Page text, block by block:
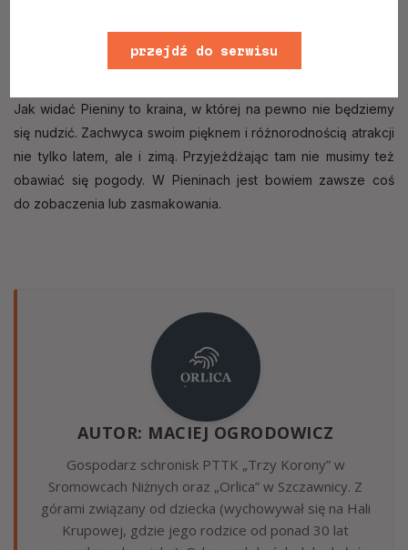
Jak widać Pieniny to kraina, w której na pewno nie będziemy
się nudzić. Zachwyca swoim pięknem i różnorodnością atrakcji
nie tylko latem, ale i zimą. Przyjeżdżając tam nie musimy też
obawiać się pogody. W Pieninach jest bowiem zawsze coś
do zobaczenia lub zasmakowania.
AUTOR: MACIEJ OGRODOWICZ
Gospodarz schronisk PTTK „Trzy Korony” w
Sromowcach Niżnych oraz „Orlica” w Szczawnicy. Z
górami związany od dziecka (wychowywał się na Hali
Krupowej, gdzie jego rodzice od ponad 30 lat
przejdź do serwisu